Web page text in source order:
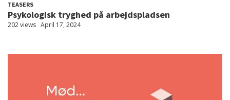
TEASERS
Psykologisk tryghed på arbejdspladsen
202 views April 17, 2024